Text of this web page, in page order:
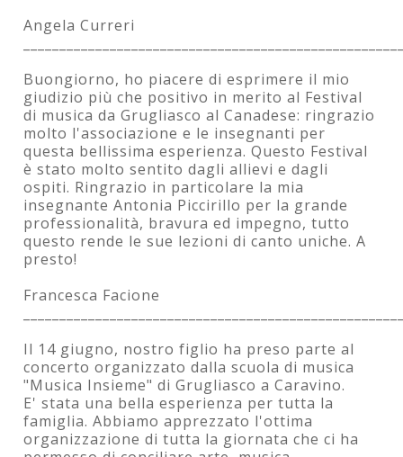
Angela Curreri
Buongiorno, ho piacere di esprimere il mio
giudizio più che positivo in merito al Festival
di musica da Grugliasco al Canadese: ringrazio
molto l'associazione e le insegnanti per
questa bellissima esperienza. Questo Festival
è stato molto sentito dagli allievi e dagli
ospiti. Ringrazio in particolare la mia
insegnante Antonia Piccirillo per la grande
professionalità, bravura ed impegno, tutto
questo rende le sue lezioni di canto uniche. A
presto!
Francesca Facione
Il 14 giugno, nostro figlio ha preso parte al
concerto organizzato dalla scuola di musica
"Musica Insieme" di Grugliasco a Caravino.
E' stata una bella esperienza per tutta la
famiglia. Abbiamo apprezzato l'ottima
organizzazione di tutta la giornata che ci ha